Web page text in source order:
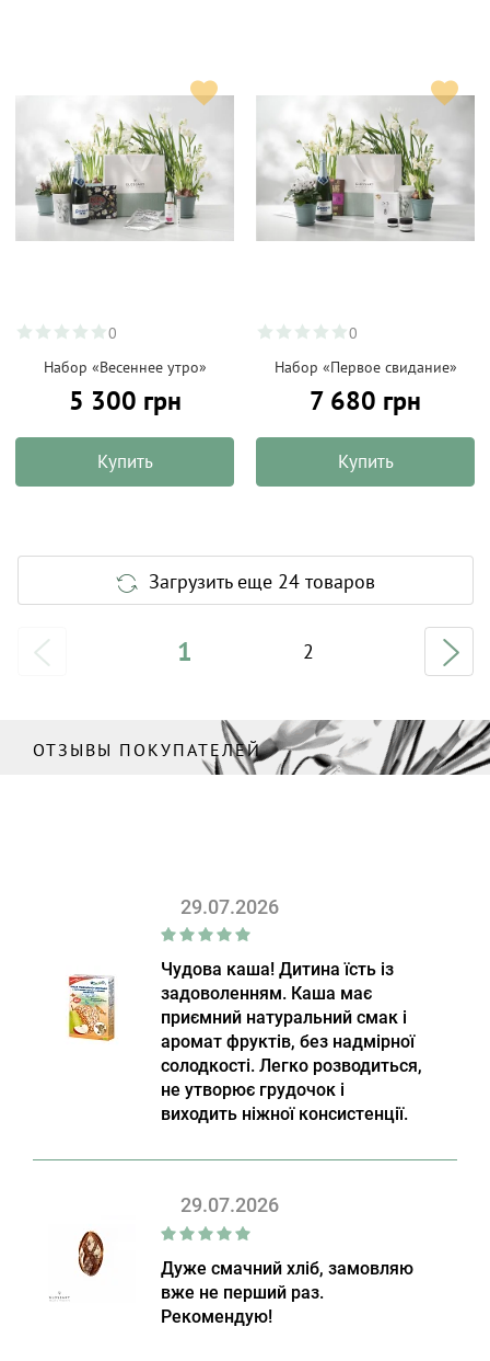
0
Набор «Весеннее утро»
5 300 грн
Купить
0
Набор «Первое свидание»
7 680 грн
Купить
Загрузить еще 24 товаров
1 2
ОТЗЫВЫ ПОКУПАТЕЛЕЙ
29.07.2026
Чудова каша! Дитина їсть із
задоволенням. Каша має
приємний натуральний смак і
аромат фруктів, без надмірної
солодкості. Легко розводиться,
не утворює грудочок і
виходить ніжної консистенції.
29.07.2026
Дуже смачний хліб, замовляю
вже не перший раз.
Рекомендую!